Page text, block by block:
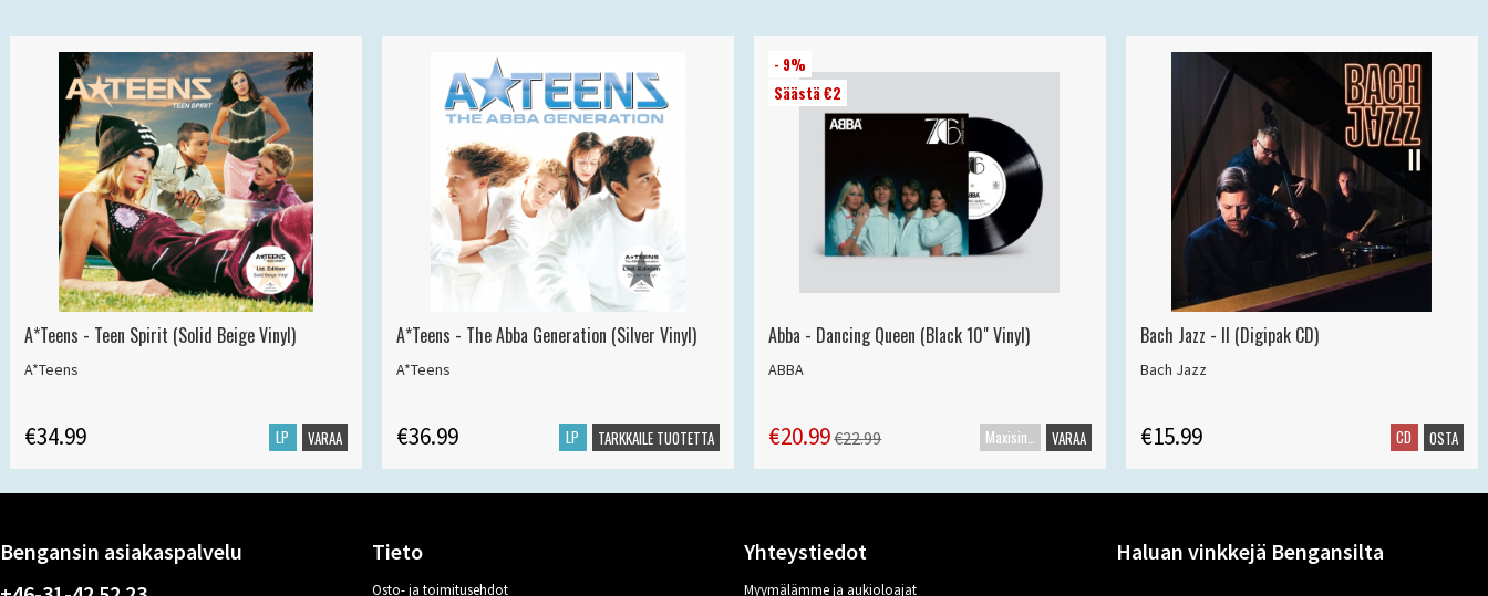
A*Teens - Teen Spirit (Solid Beige Vinyl)
A*Teens
€34.99 LP VARAA
A*Teens - The Abba Generation (Silver Vinyl)
A*Teens
€36.99 LP TARKKAILE TUOTETTA
- 9%
Säästä €2
Abba - Dancing Queen (Black 10" Vinyl)
ABBA
€20.99€22.99 Maxisingle VARAA
Bach Jazz - II (Digipak CD)
Bach Jazz
€15.99 CD OSTA
Bengansin asiakaspalvelu
Tieto
Osto- ja toimitusehdot
Yhteystiedot
Myymälämme ja aukioloajat
Haluan vinkkejä Bengansilta